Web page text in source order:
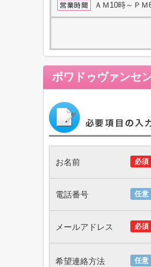
ＡＭ10時～Ｐ
ボワドゥヴァンセ
必須
お名前
任意
電話番号
必須
メールアドレス
任意
希望連絡方法